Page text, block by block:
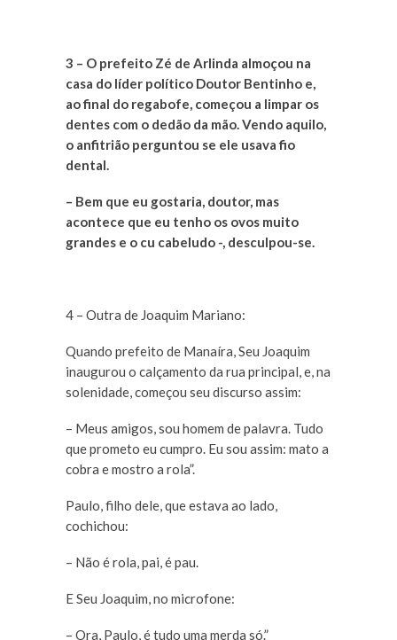
3 – O prefeito Zé de Arlinda almoçou na
casa do líder político Doutor Bentinho e,
ao final do regabofe, começou a limpar os
dentes com o dedão da mão. Vendo aquilo,
o anfitrião perguntou se ele usava fio
dental.
– Bem que eu gostaria, doutor, mas
acontece que eu tenho os ovos muito
grandes e o cu cabeludo -, desculpou-se.
4 – Outra de Joaquim Mariano:
Quando prefeito de Manaíra, Seu Joaquim
inaugurou o calçamento da rua principal, e, na
solenidade, começou seu discurso assim:
– Meus amigos, sou homem de palavra. Tudo
que prometo eu cumpro. Eu sou assim: mato a
cobra e mostro a rola”.
Paulo, filho dele, que estava ao lado,
cochichou:
– Não é rola, pai, é pau.
E Seu Joaquim, no microfone:
– Ora, Paulo, é tudo uma merda só.”